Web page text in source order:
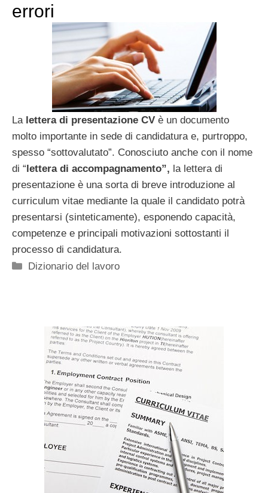
errori
La lettera di presentazione CV è un documento
molto importante in sede di candidatura e, purtroppo,
spesso “sottovalutato”. Conosciuto anche con il nome
di “lettera di accompagnamento”, la lettera di
presentazione è una sorta di breve introduzione al
curriculum vitae mediante la quale il candidato potrà
presentarsi (sinteticamente), esponendo capacità,
competenze e principali motivazioni sottostanti il
processo di candidatura.
Categorie
Dizionario del lavoro